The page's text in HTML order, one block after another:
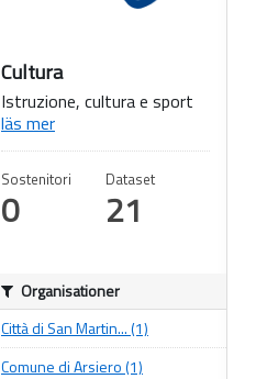
Cultura
Istruzione, cultura e sport
läs mer
Sostenitori
0
Dataset
21
Organisationer
Città di San Martin... (1)
Comune di Arsiero (1)